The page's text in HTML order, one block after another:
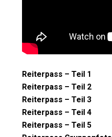
Reiterpass – Teil 1
Reiterpass – Teil 2
Reiterpass – Teil 3
Reiterpass – Teil 4
Reiterpass – Teil 5